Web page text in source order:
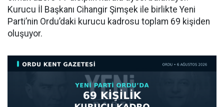
Kurucu İl Başkanı Cihangir Şimşek ile birlikte Yeni
Parti’nin Ordu’daki kurucu kadrosu toplam 69 kişiden
oluşuyor.